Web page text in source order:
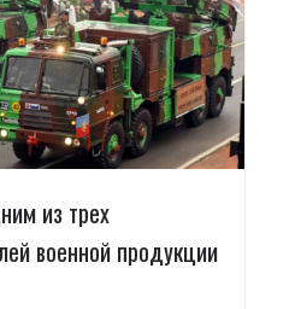
из трех
военной продукции